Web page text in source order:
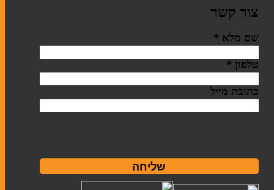
צור קשר
שם מלא *
טלפון *
כתובת מייל
שליחה